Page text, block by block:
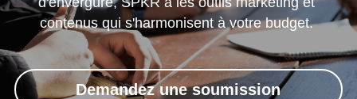
contenus qui s'harmonisent à votre budget.
Demandez une soumission